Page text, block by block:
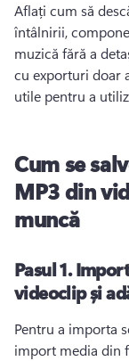
Aflați cum să
întâlnirii,
muzică fără a
cu exporturi doar
utile pentru a
Cum se
MP3 din
muncă
Pasul 1.
videoclip și
Pentru a importa
import media din